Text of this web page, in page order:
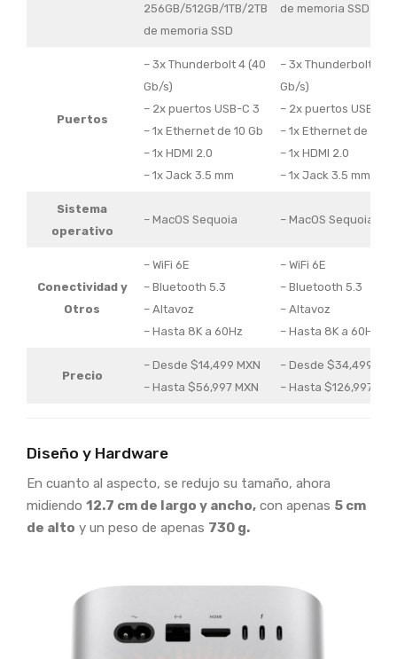
256GB/512GB/1TB/2TB
de memoria SSD
de memoria SSD
Puertos
– 3x Thunderbolt 4 (40
Gb/s)
– 2x puertos USB-C 3
– 1x Ethernet de 10 Gb
– 1x HDMI 2.0
– 1x Jack 3.5 mm
– 3x Thunderbolt 5
Gb/s)
– 2x puertos USB-C 3
– 1x Ethernet de 10
– 1x HDMI 2.0
– 1x Jack 3.5 mm
Sistema
operativo
– MacOS Sequoia – MacOS Sequoia
Conectividad y
Otros
– WiFi 6E
– Bluetooth 5.3
– Altavoz
– Hasta 8K a 60Hz
– WiFi 6E
– Bluetooth 5.3
– Altavoz
– Hasta 8K a 60Hz
Precio
– Desde $14,499 MXN
– Hasta $56,997 MXN
– Desde $34,499
– Hasta $126,997
Diseño y Hardware
En cuanto al aspecto, se redujo su tamaño, ahora
midiendo 12.7 cm de largo y ancho, con apenas 5 cm
de alto y un peso de apenas 730 g.